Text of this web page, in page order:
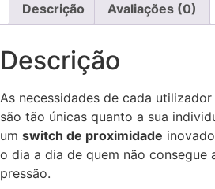
Descrição Avaliações (0)
Descrição
As necessidades de cada
são tão únicas quanto a sua
um switch de proximidade
o dia a dia de quem não consegue
pressão.